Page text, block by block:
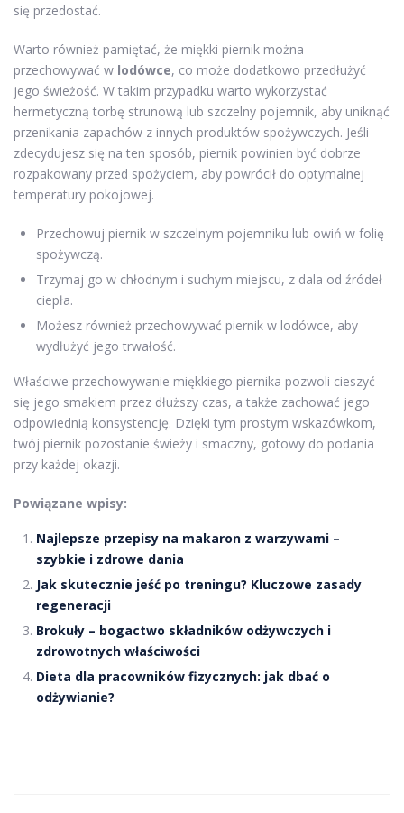
się przedostać.
Warto również pamiętać, że miękki piernik można
przechowywać w lodówce, co może dodatkowo przedłużyć
jego świeżość. W takim przypadku warto wykorzystać
hermetyczną torbę strunową lub szczelny pojemnik, aby uniknąć
przenikania zapachów z innych produktów spożywczych. Jeśli
zdecydujesz się na ten sposób, piernik powinien być dobrze
rozpakowany przed spożyciem, aby powrócił do optymalnej
temperatury pokojowej.
Przechowuj piernik w szczelnym pojemniku lub owiń w folię
spożywczą.
Trzymaj go w chłodnym i suchym miejscu, z dala od źródeł
ciepła.
Możesz również przechowywać piernik w lodówce, aby
wydłużyć jego trwałość.
Właściwe przechowywanie miękkiego piernika pozwoli cieszyć
się jego smakiem przez dłuższy czas, a także zachować jego
odpowiednią konsystencję. Dzięki tym prostym wskazówkom,
twój piernik pozostanie świeży i smaczny, gotowy do podania
przy każdej okazji.
Powiązane wpisy:
Najlepsze przepisy na makaron z warzywami –
szybkie i zdrowe dania
Jak skutecznie jeść po treningu? Kluczowe zasady
regeneracji
Brokuły – bogactwo składników odżywczych i
zdrowotnych właściwości
Dieta dla pracowników fizycznych: jak dbać o
odżywianie?